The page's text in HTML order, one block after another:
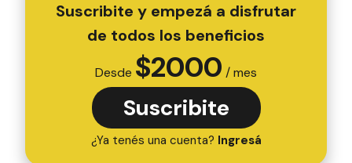
Suscribite y empezá a disfrutar
de todos los beneficios
Desde $2000 / mes
Suscribite
¿Ya tenés una cuenta? Ingresá